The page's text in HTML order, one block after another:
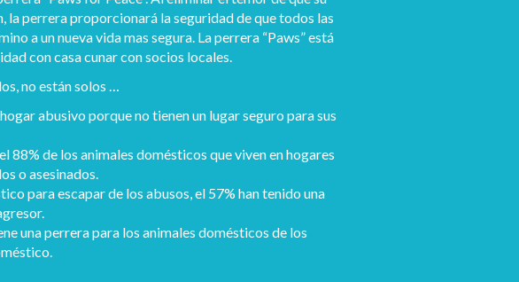
la perrera proporcionará la seguridad de que todos las
a un nueva vida mas segura. La perrera “Paws” está
con casa cunar con socios locales.
no están solos …
abusivo porque no tienen un lugar seguro para sus
88% de los animales domésticos que viven en hogares
o asesinados.
para escapar de los abusos, el 57% han tenido una
una perrera para los animales domésticos de los